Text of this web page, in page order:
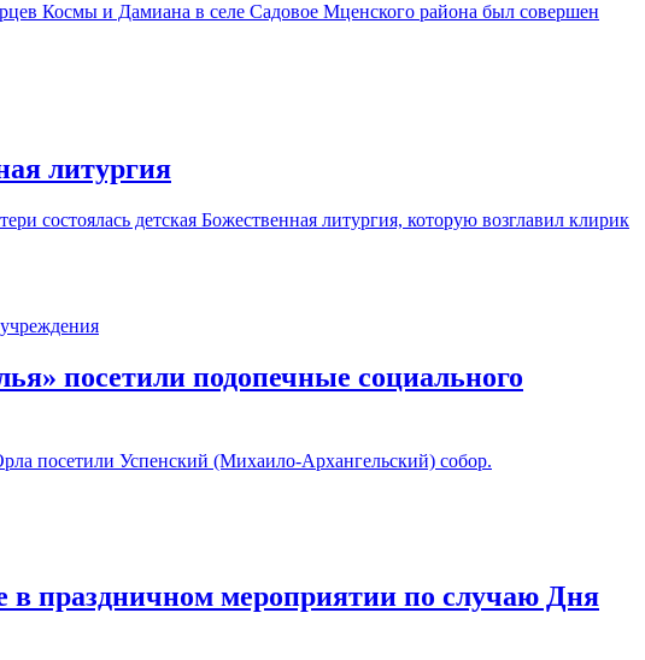
Космы и Дамиана в селе Садовое Мценского района был совершен
литургия
детская Божественная литургия, которую возглавил клирик
посетили подопечные социального
посетили Успенский (Михаило-Архангельский) собор.
праздничном мероприятии по случаю Дня